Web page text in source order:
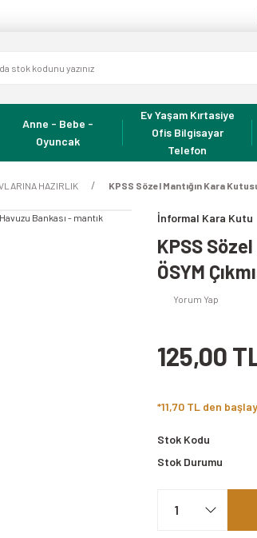
Anne - Bebe -
Oyuncak
Ev Yaşam Kırtasiye
Ofis Bilgisayar
Telefon
HAZIRLIK KPSS Sözel Mantığın Kara
İnformal Kara Kutu
KPSS
ÖSYM
Yorum Yap
125,00
*11,70 TL den
Stok Kodu
Stok Durumu